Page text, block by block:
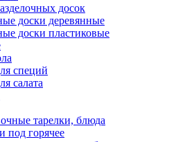
досок
доски деревянные
доски пластиковые
специй
салата
тарелки, блюда
под горячее